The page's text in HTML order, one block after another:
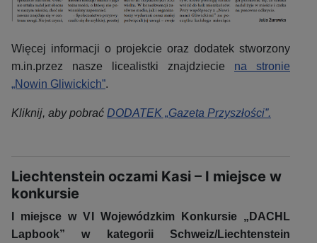
Więcej informacji o projekcie oraz dodatek stworzony
m.in.przez nasze licealistki znajdziecie na stronie
„Nowin Gliwickich”.
Kliknij, aby pobrać DODATEK „Gazeta Przyszłości”.
Liechtenstein oczami Kasi – I miejsce w
konkursie
I miejsce w VI Wojewódzkim Konkursie „DACHL
Lapbook” w kategorii Schweiz/Liechtenstein